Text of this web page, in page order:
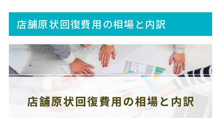
店舗原状回復費用の相場と内訳